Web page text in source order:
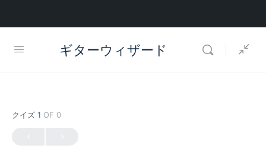
ギターウィザード
クイズ 1 OF 0